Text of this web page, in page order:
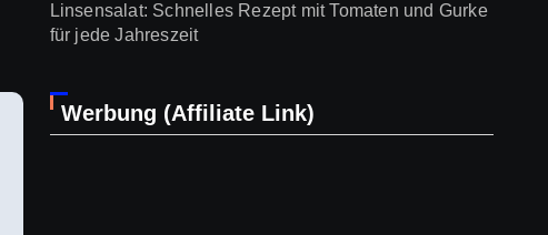
Linsensalat: Schnelles Rezept mit Tomaten und Gurke
für jede Jahreszeit
Werbung (Affiliate Link)